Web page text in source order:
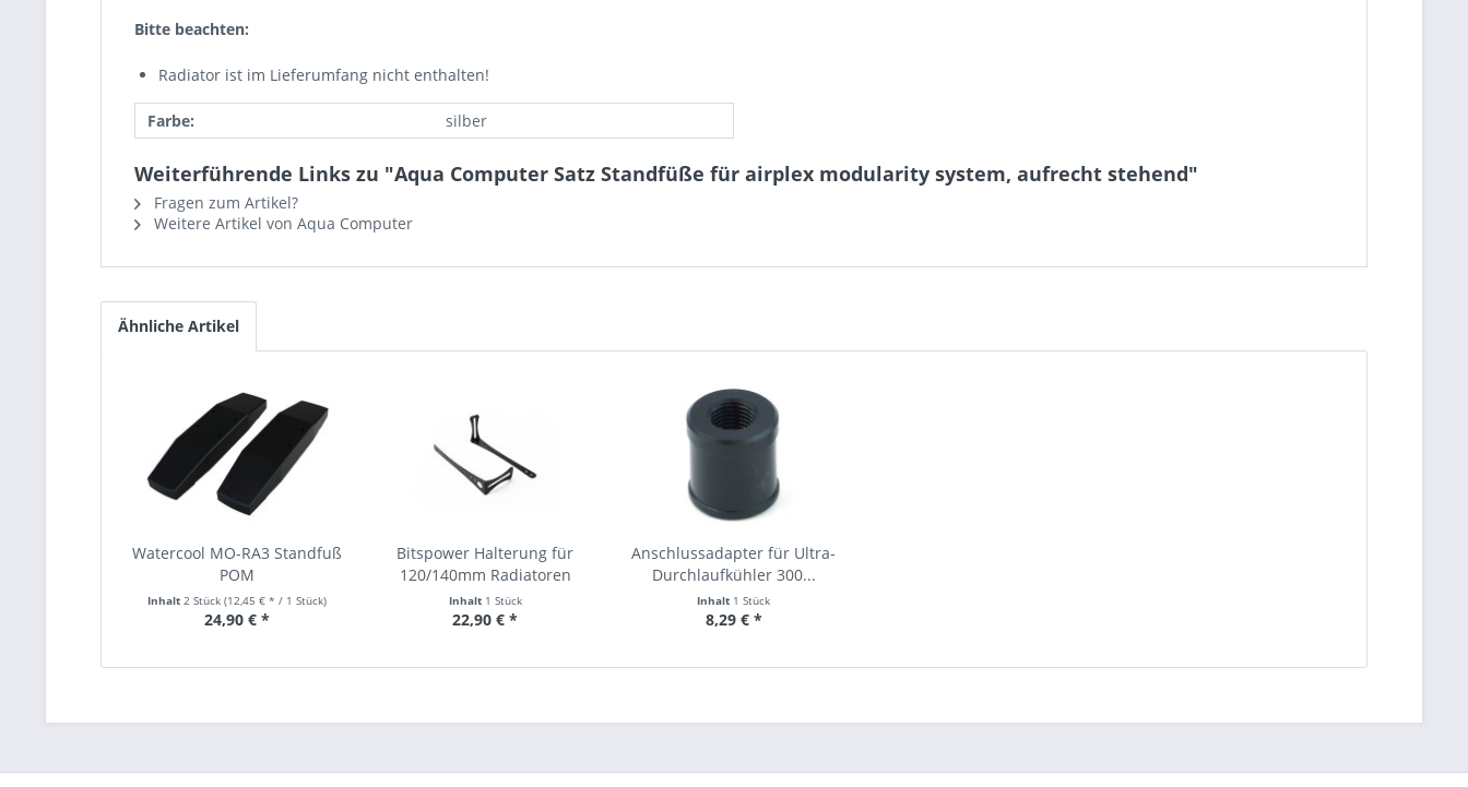
Bitte beachten:
Radiator ist im Lieferumfang nicht enthalten!
Farbe: silber
Weiterführende Links zu "Aqua Computer Satz Standfüße für airplex modularity system, aufrecht stehend"
Fragen zum Artikel?
Weitere Artikel von Aqua Computer
Ähnliche Artikel
Watercool MO-RA3 Standfuß
POM
Inhalt 2 Stück (12,45 € * / 1 Stück)
24,90 € *
Bitspower Halterung für
120/140mm Radiatoren
Inhalt 1 Stück
22,90 € *
Anschlussadapter für Ultra-
Durchlaufkühler 300...
Inhalt 1 Stück
8,29 € *